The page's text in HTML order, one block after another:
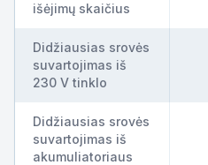
išėjimų skaičius
Didžiausias srovės
suvartojimas iš
230 V tinklo
Didžiausias srovės
suvartojimas iš
akumuliatoriaus